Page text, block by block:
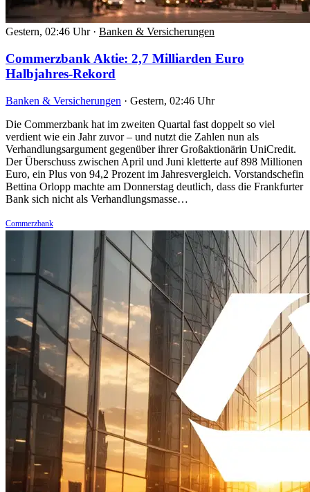
Gestern, 02:46 Uhr · Banken & Versicherungen
Commerzbank Aktie: 2,7 Milliarden Euro
Halbjahres-Rekord
Banken & Versicherungen · Gestern, 02:46 Uhr
Die Commerzbank hat im zweiten Quartal fast doppelt so viel
verdient wie ein Jahr zuvor – und nutzt die Zahlen nun als
Verhandlungsargument gegenüber ihrer Großaktionärin UniCredit.
Der Überschuss zwischen April und Juni kletterte auf 898 Millionen
Euro, ein Plus von 94,2 Prozent im Jahresvergleich. Vorstandschefin
Bettina Orlopp machte am Donnerstag deutlich, dass die Frankfurter
Bank sich nicht als Verhandlungsmasse…
Commerzbank